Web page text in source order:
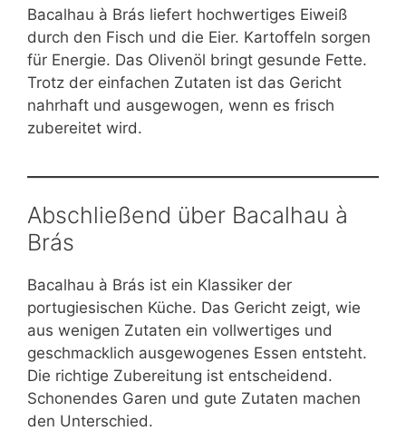
Bacalhau à Brás liefert hochwertiges Eiweiß
durch den Fisch und die Eier. Kartoffeln sorgen
für Energie. Das Olivenöl bringt gesunde Fette.
Trotz der einfachen Zutaten ist das Gericht
nahrhaft und ausgewogen, wenn es frisch
zubereitet wird.
Abschließend über Bacalhau à
Brás
Bacalhau à Brás ist ein Klassiker der
portugiesischen Küche. Das Gericht zeigt, wie
aus wenigen Zutaten ein vollwertiges und
geschmacklich ausgewogenes Essen entsteht.
Die richtige Zubereitung ist entscheidend.
Schonendes Garen und gute Zutaten machen
den Unterschied.